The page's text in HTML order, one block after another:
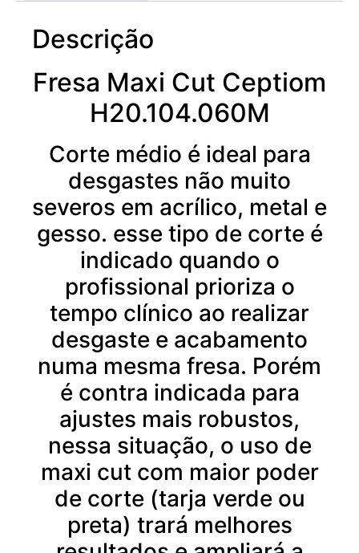
Descrição
Fresa Maxi Cut Ceptiom
H20.104.060M
Corte médio é ideal para
desgastes não muito
severos em acrílico, metal e
gesso. esse tipo de corte é
indicado quando o
profissional prioriza o
tempo clínico ao realizar
desgaste e acabamento
numa mesma fresa. Porém
é contra indicada para
ajustes mais robustos,
nessa situação, o uso de
maxi cut com maior poder
de corte (tarja verde ou
preta) trará melhores